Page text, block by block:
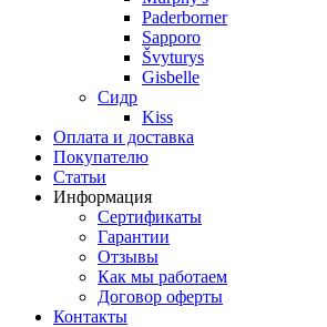
Paderborner
Sapporo
Švyturys
Gisbelle
Сидр
Kiss
Оплата и доставка
Покупателю
Статьи
Информация
Сертификаты
Гарантии
Отзывы
Как мы работаем
Договор оферты
Контакты